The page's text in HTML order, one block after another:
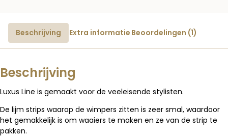
Beschrijving Extra informatie Beoordelingen (1)
Beschrijving
Luxus Line is gemaakt voor de veeleisende stylisten.
De lijm strips waarop de wimpers zitten is zeer smal, waardoor
het gemakkelijk is om waaiers te maken en ze van de strip te
pakken.